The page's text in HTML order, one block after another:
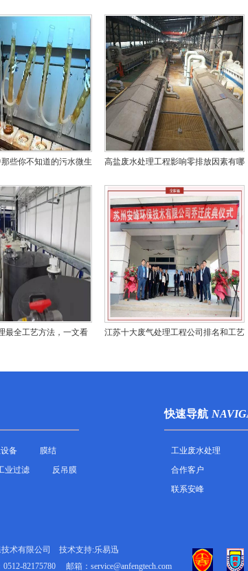
些你不知道的污水微生
高盐废水处理工程影响零排放因素有哪
最全工艺方法，一文看
江苏十大废气处理工程公司排名和工艺
备
膜结
业过滤
反吊膜
快速导航
工业废水处理
合作客户
联系安峰
术有限公司
技术支持:乐易迅
82175780 邮箱：service@anfengtech.com